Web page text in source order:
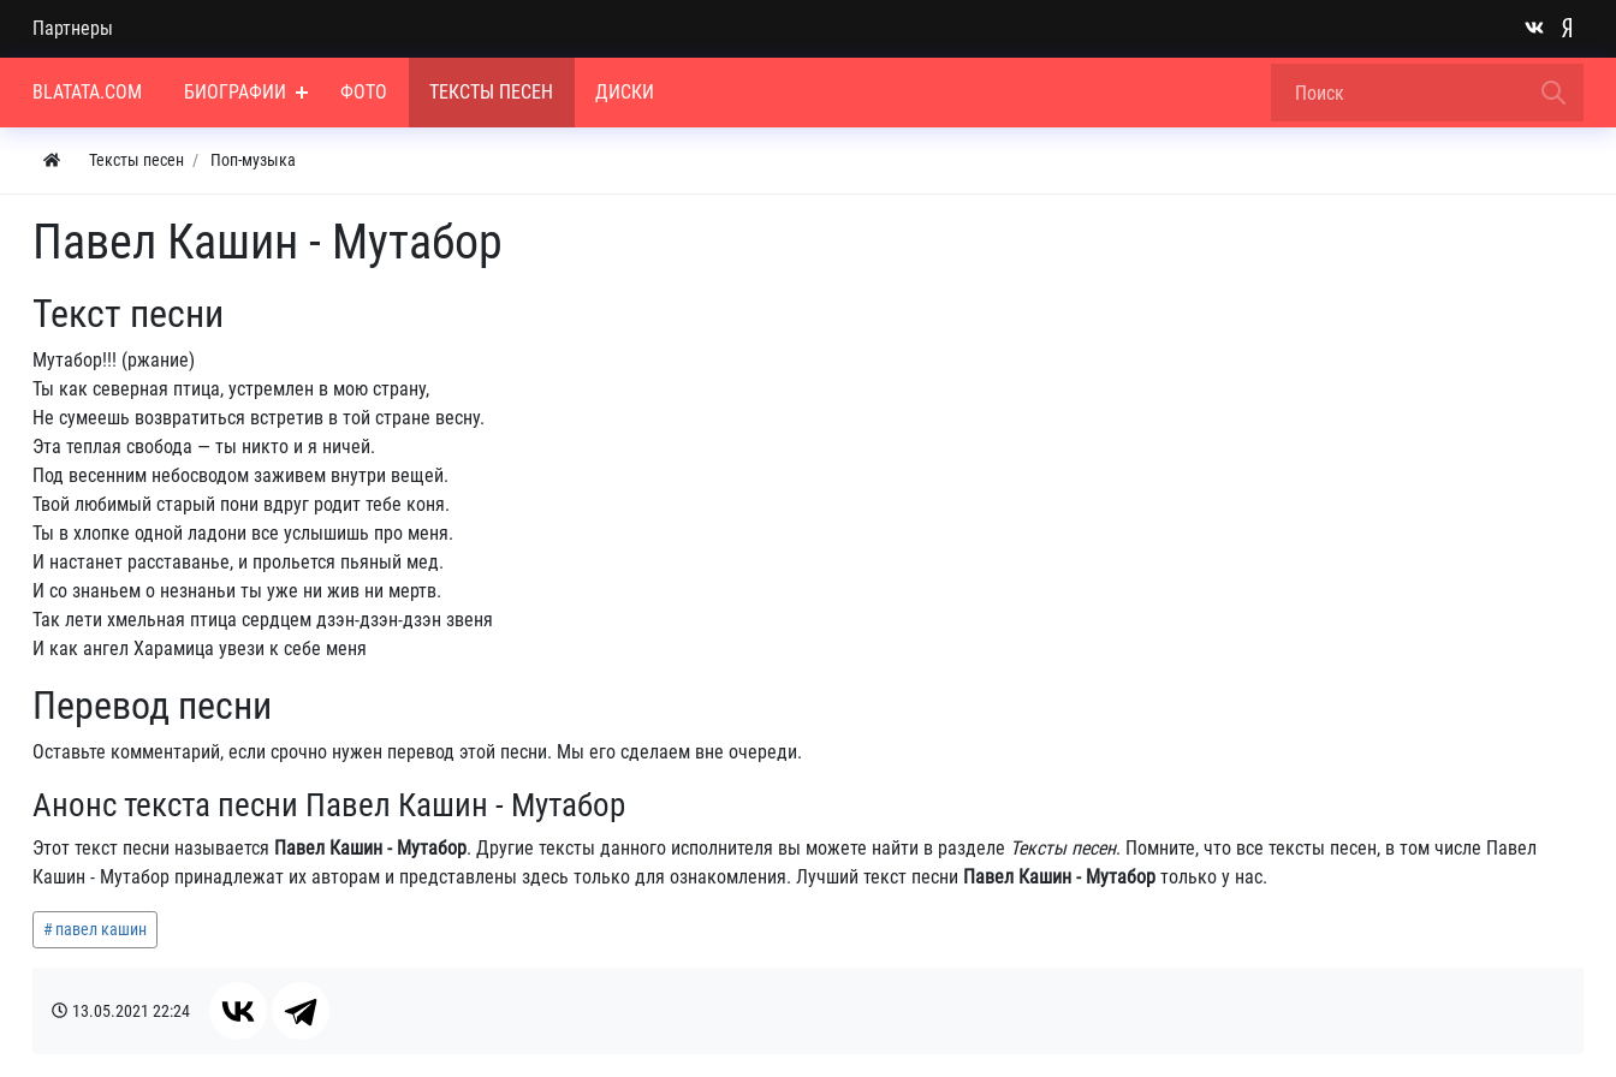
Партнеры
BLATATA.COM БИОГРАФИИ ФОТО ТЕКСТЫ ПЕСЕН ДИСКИ
Тексты песен Поп-музыка
Павел Кашин - Мутабор
Текст песни
Мутабор!!! (ржание)
Ты как северная птица, устремлен в мою страну,
Не сумеешь возвратиться встретив в той стране весну.
Эта теплая свобода — ты никто и я ничей.
Под весенним небосводом заживем внутри вещей.
Твой любимый старый пони вдруг родит тебе коня.
Ты в хлопке одной ладони все услышишь про меня.
И настанет расставанье, и прольется пьяный мед.
И со знаньем о незнаньи ты уже ни жив ни мертв.
Так лети хмельная птица сердцем дзэн-дзэн-дзэн звеня
И как ангел Харамица увези к себе меня
Перевод песни
Оставьте комментарий, если срочно нужен перевод этой песни. Мы его сделаем вне очереди.
Анонс текста песни Павел Кашин - Мутабор
Этот текст песни называется Павел Кашин - Мутабор. Другие тексты данного исполнителя вы можете найти в разделе Тексты песен. Помните, что все тексты песен, в том числе Павел
Кашин - Мутабор принадлежат их авторам и представлены здесь только для ознакомления. Лучший текст песни Павел Кашин - Мутабор только у нас.
павел кашин
13.05.2021 22:24